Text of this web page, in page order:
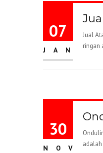
07
JAN
Jual
ringan
30
NOV